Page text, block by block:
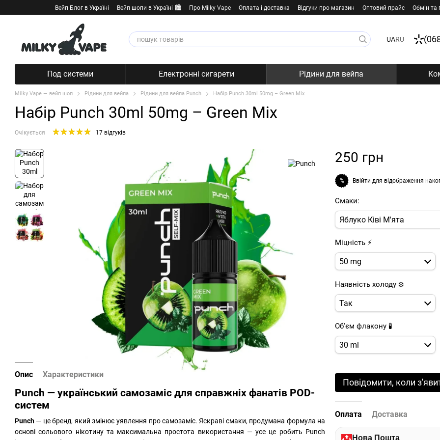
Перейти к основному контенту
Вейп Блог в Україні Вейп шопи в Україні 🏙️ Про Milky Vape Оплата і доставка Відгуки про магазин Оптовий прайс Обмін та
UARU
Под системи Електронні сигарети Рідини для вейпа
Milky Vape — вейп шоп Рідини для вейпа Рідини для вейпа Punch Набір Punch 30ml 50mg – Green Mix
Набір Punch 30ml 50mg – Green Mix
Очікується 17 відгуків
Опис Характеристики
Punch — український самозаміс для справжніх фанатів POD-
систем
Punch — це бренд, який змінює уявлення про самозаміс. Яскраві смаки, продумана формула на
основі сольового нікотину та максимальна простота використання — усе це робить Punch
250 грн
% Ввійти для відображення
Смаки:
Яблуко Ківі М'ята
Міцність ⚡
50 mg
Наявність холоду ❄️
Так
Об'єм флакону 🧪
30 ml
Повідомити, коли
Оплата Доставка
Нова Пошта